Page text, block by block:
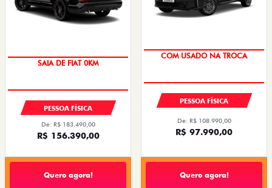
PESSOA FÍSICA
De: R$ 183.490,00
R$ 156.390,00
Quero agora!
SUPER DESCONTO
PESSOA FÍSICA
De: R$ 108.990,00
R$ 97.990,00
Quero agora!